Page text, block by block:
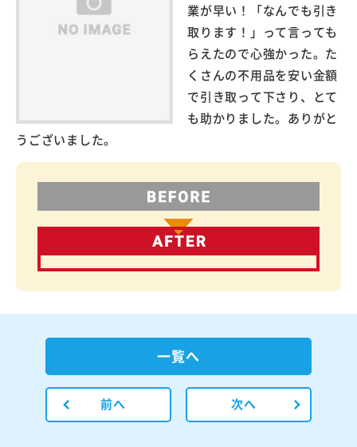
業が早い！「なんでも引き
取ります！」って言っても
らえたので心強かった。た
くさんの不用品を安い金額
で引き取って下さり、とて
も助かりました。ありがと
うございました。
前へ
一覧へ
次へ